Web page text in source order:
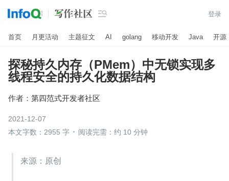
 登录
首页 月更活动 主题征文 AI golang 移动开发 Java 开源
探秘持久内存（PMem）中无锁实现多
线程安全的持久化数据结构
作者： 第四范式开发者社区
2021-12-07
本文字数：2955 字
阅读完需：约 10 分钟
来源：原创